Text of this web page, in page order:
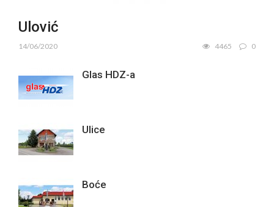
Ulović
14/06/2020 4465 0
Glas HDZ-a
Ulice
Boće